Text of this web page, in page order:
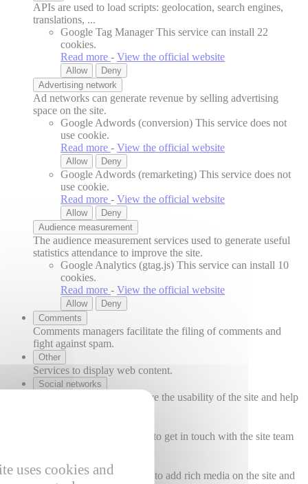
APIs are used to load scripts: geolocation, search engines,
translations, ...
Google Tag Manager This service can install 22
cookies.
Read more - View the official website
Allow
Deny
Advertising network
Ad networks can generate revenue by selling advertising
space on the site.
Google Adwords (conversion) This service does not
use cookie.
Read more - View the official website
Allow Deny
Google Adwords (remarketing) This service does not
use cookie.
Read more - View the official website
Allow
Deny
Audience measurement
The audience measurement services used to generate useful
statistics attendance to improve the site.
Google Analytics (gtag.js) This service can install 10
cookies.
Read more - View the official website
Allow
Deny
Comments
Comments managers facilitate the filing of comments and
fight against spam.
Other
Services to display web content.
Social networks
Social networks can improve the usability of the site and help
Support services allow you to get in touch with the site team
Video sharing services help to add rich media on the site and
uses cookies and